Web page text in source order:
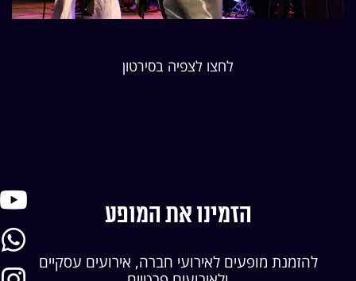
לחצו לצפיה בסירטון
הזמינו את המופע
להזמנת מופעים לאירועי חברה, אירועים עסקיים